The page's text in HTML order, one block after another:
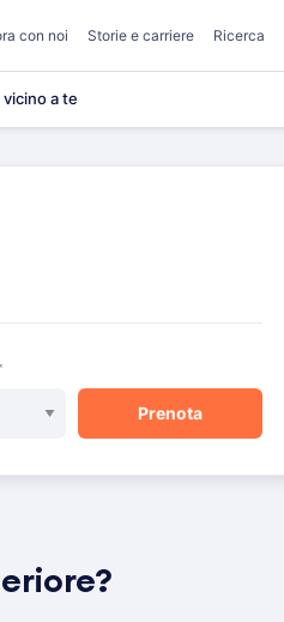
con noi Storie e carriere Ricerca
a te